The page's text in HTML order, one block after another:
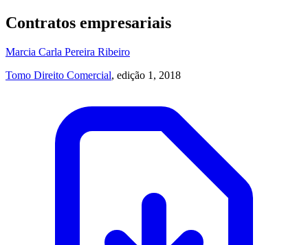
Contratos empresariais
Marcia Carla Pereira Ribeiro
Tomo Direito Comercial, edição 1, 2018